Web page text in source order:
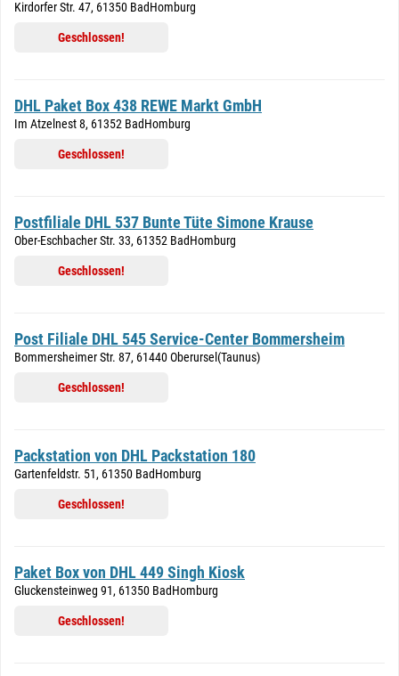
Kirdorfer Str. 47, 61350 BadHomburg
Geschlossen!
DHL Paket Box 438 REWE Markt GmbH
Im Atzelnest 8, 61352 BadHomburg
Geschlossen!
Postfiliale DHL 537 Bunte Tüte Simone Krause
Ober-Eschbacher Str. 33, 61352 BadHomburg
Geschlossen!
Post Filiale DHL 545 Service-Center Bommersheim
Bommersheimer Str. 87, 61440 Oberursel(Taunus)
Geschlossen!
Packstation von DHL Packstation 180
Gartenfeldstr. 51, 61350 BadHomburg
Geschlossen!
Paket Box von DHL 449 Singh Kiosk
Gluckensteinweg 91, 61350 BadHomburg
Geschlossen!